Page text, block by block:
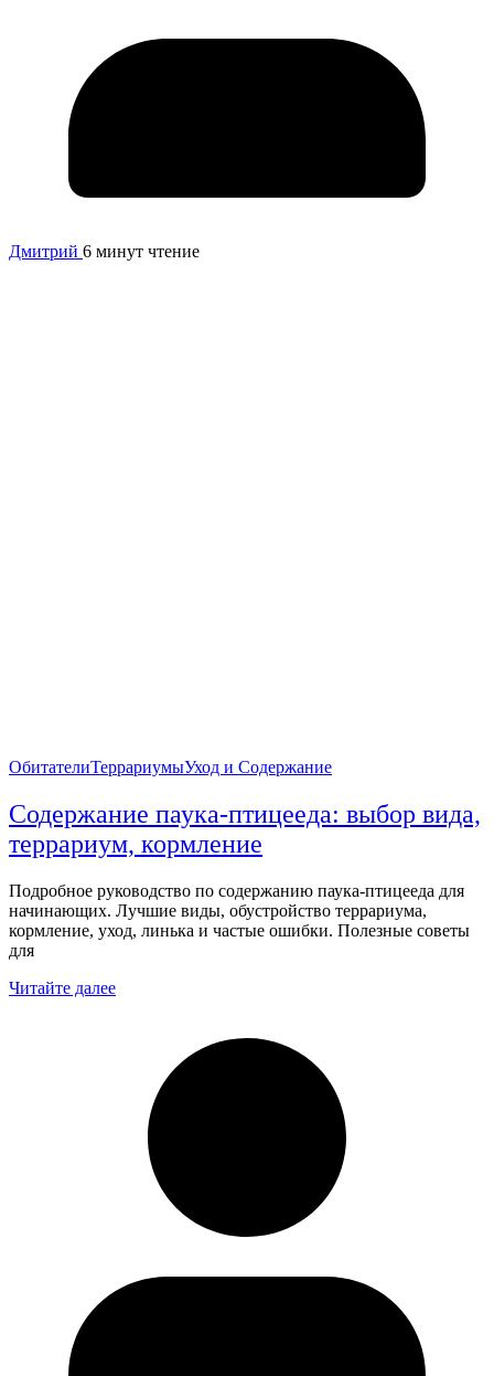
Дмитрий 6 минут чтение
ОбитателиТеррариумыУход и Содержание
Содержание паука-птицееда: выбор вида,
террариум, кормление
Подробное руководство по содержанию паука-птицееда для
начинающих. Лучшие виды, обустройство террариума,
кормление, уход, линька и частые ошибки. Полезные советы
для
Читайте далее